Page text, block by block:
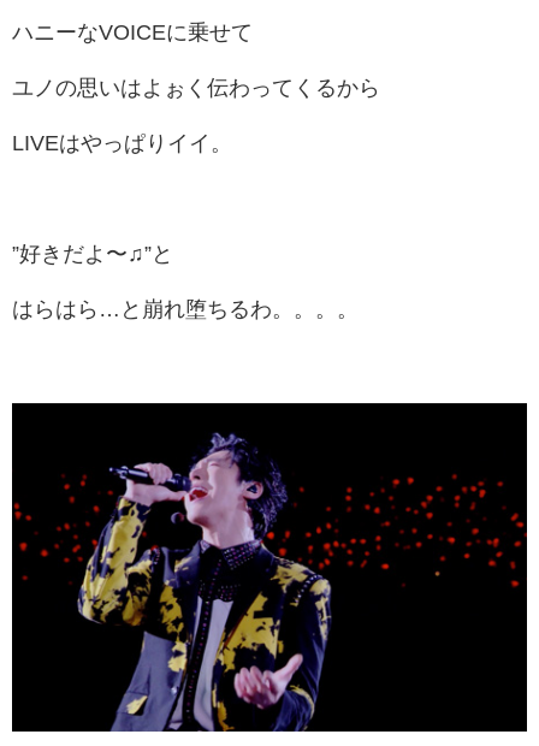
ハニーなVOICEに乗せて
ユノの思いはよぉく伝わってくるから
LIVEはやっぱりイイ。
”好きだよ〜♫”と
はらはら…と崩れ堕ちるわ。。。。